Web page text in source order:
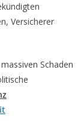
Versicherer
Schaden